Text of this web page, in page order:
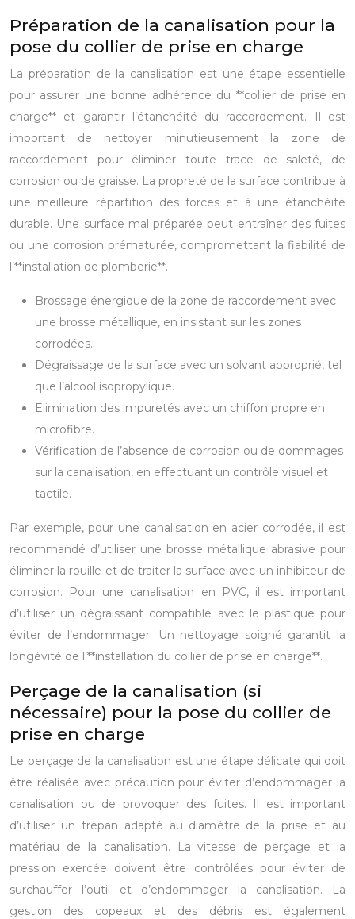
Préparation de la canalisation pour la
pose du collier de prise en charge
La préparation de la canalisation est une étape essentielle
pour assurer une bonne adhérence du **collier de prise en
charge** et garantir l’étanchéité du raccordement. Il est
important de nettoyer minutieusement la zone de
raccordement pour éliminer toute trace de saleté, de
corrosion ou de graisse. La propreté de la surface contribue à
une meilleure répartition des forces et à une étanchéité
durable. Une surface mal préparée peut entraîner des fuites
ou une corrosion prématurée, compromettant la fiabilité de
l’**installation de plomberie**.
Brossage énergique de la zone de raccordement avec
une brosse métallique, en insistant sur les zones
corrodées.
Dégraissage de la surface avec un solvant approprié, tel
que l’alcool isopropylique.
Elimination des impuretés avec un chiffon propre en
microfibre.
Vérification de l’absence de corrosion ou de dommages
sur la canalisation, en effectuant un contrôle visuel et
tactile.
Par exemple, pour une canalisation en acier corrodée, il est
recommandé d’utiliser une brosse métallique abrasive pour
éliminer la rouille et de traiter la surface avec un inhibiteur de
corrosion. Pour une canalisation en PVC, il est important
d’utiliser un dégraissant compatible avec le plastique pour
éviter de l’endommager. Un nettoyage soigné garantit la
longévité de l’**installation du collier de prise en charge**.
Perçage de la canalisation (si
nécessaire) pour la pose du collier de
prise en charge
Le perçage de la canalisation est une étape délicate qui doit
être réalisée avec précaution pour éviter d’endommager la
canalisation ou de provoquer des fuites. Il est important
d’utiliser un trépan adapté au diamètre de la prise et au
matériau de la canalisation. La vitesse de perçage et la
pression exercée doivent être contrôlées pour éviter de
surchauffer l’outil et d’endommager la canalisation. La
gestion des copeaux et des débris est également